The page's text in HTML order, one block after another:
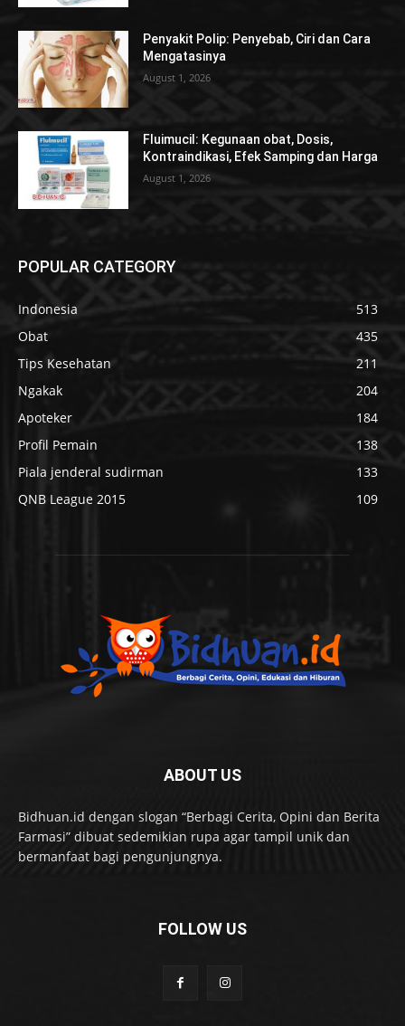
Penyakit Polip: Penyebab, Ciri dan Cara
Mengatasinya
August 1, 2026
Fluimucil: Kegunaan obat, Dosis,
Kontraindikasi, Efek Samping dan Harga
August 1, 2026
POPULAR CATEGORY
Indonesia
513
Obat
435
Tips Kesehatan
211
Ngakak
204
Apoteker
184
Profil Pemain
138
Piala jenderal sudirman
133
QNB League 2015
109
ABOUT US
Bidhuan.id dengan slogan “Berbagi Cerita, Opini dan Berita
Farmasi” dibuat sedemikian rupa agar tampil unik dan
bermanfaat bagi pengunjungnya.
FOLLOW US